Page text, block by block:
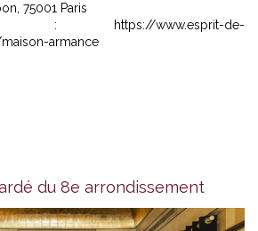
75001 Paris
:
https://www.esprit-de-
armance
du 8e arrondissement